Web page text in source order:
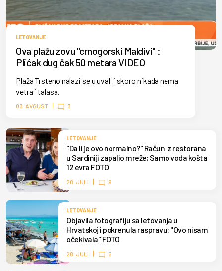
LETOVANJE
Ova plažu zovu "crnogorski Maldivi" :
Plićak dug čak 50 metara VIDEO
Plaža Trsteno nalazi se u uvali i skoro nikada nema
vetra i talasa.
03. AVGUST 3
LETOVANJE
"Da li je ovo normalno?" Račun iz restorana
u Sardiniji zapalio mreže; Samo voda košta
12 evra FOTO
28. JULI 9
LETOVANJE
Objavila fotografiju sa letovanja u
Hrvatskoj i pokrenula raspravu: "Ovo nisam
očekivala" FOTO
28. JULI 5